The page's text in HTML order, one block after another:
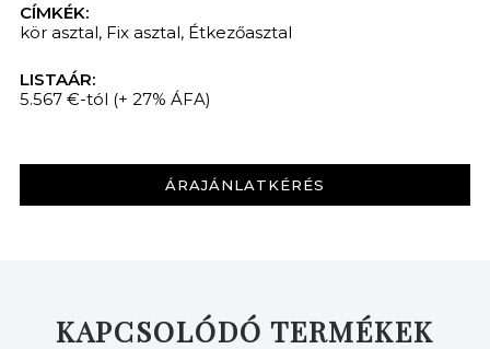
CÍMKÉK:
kör asztal, Fix asztal, Étkezőasztal
LISTAÁR:
5.567 €-tól (+ 27% ÁFA)
ÁRAJÁNLATKÉRÉS
KAPCSOLÓDÓ TERMÉKEK